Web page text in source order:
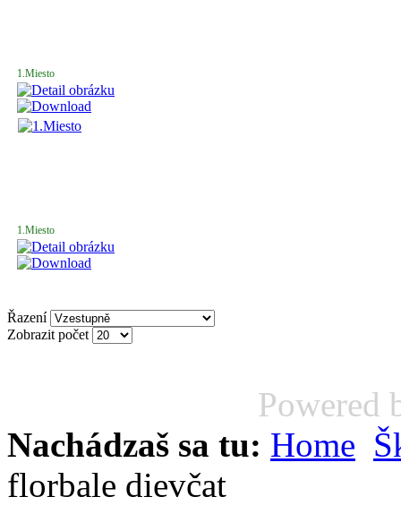
1.Miesto
1.Miesto
Řazení
Zobrazit počet
Powered
Nachádzaš sa tu: Home
florbale dievčat